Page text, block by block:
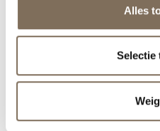
Alles
Selectie
je graag een persoonlijk
ontvangen? Neem dan
via: info@huid-en-laser-